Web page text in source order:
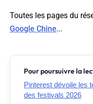
Toutes les pages du
Google Chine...
Pour poursuivre la
Pinterest dévoile les
des festivals 2026